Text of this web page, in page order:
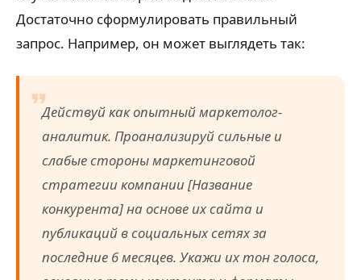
Достаточно сформулировать правильный
запрос. Например, он может выглядеть так:
Действуй как опытный маркетолог-
аналитик. Проанализируй сильные и
слабые стороны маркетинговой
стратегии компании [Название
конкурента] на основе их сайта и
публикаций в социальных сетях за
последние 6 месяцев. Укажи их тон голоса,